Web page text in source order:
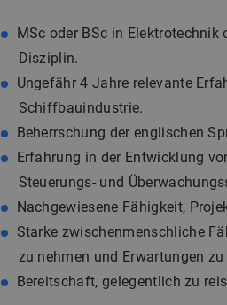
MSc oder BSc in
Disziplin.
Ungefähr 4 Jahre relevante
Schiffbauindustrie.
Beherrschung der englischen
Erfahrung in der Entwicklung
Steuerungs- und
Nachgewiesene Fähigkeit,
Starke zwischenmenschliche
zu nehmen und Erwartungen
Bereitschaft, gelegentlich zu